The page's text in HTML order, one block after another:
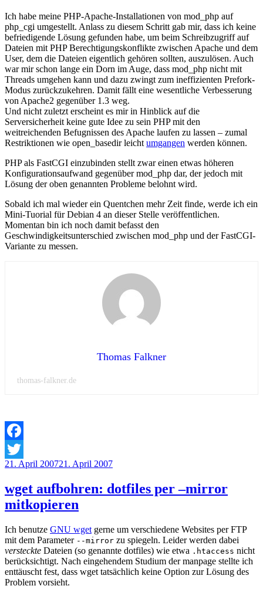
Ich habe meine PHP-Apache-Installationen von mod_php auf
php_cgi umgestellt. Anlass zu diesem Schritt gab mir, dass ich keine
befriedigende Lösung gefunden habe, um beim Schreibzugriff auf
Dateien mit PHP Berechtigungskonflikte zwischen Apache und dem
User, dem die Dateien eigentlich gehören sollten, auszulösen. Auch
war mir schon lange ein Dorn im Auge, dass mod_php nicht mit
Threads umgehen kann und dazu zwingt zum ineffizienten Prefork-
Modus zurückzukehren. Damit fällt eine wesentliche Verbesserung
von Apache2 gegenüber 1.3 weg.
Und nicht zuletzt erscheint es mir in Hinblick auf die
Serversicherheit keine gute Idee zu sein PHP mit den
weitreichenden Befugnissen des Apache laufen zu lassen – zumal
Restriktionen wie open_basedir leicht umgangen werden können.
PHP als FastCGI einzubinden stellt zwar einen etwas höheren
Konfigurationsaufwand gegenüber mod_php dar, der jedoch mit
Lösung der oben genannten Probleme belohnt wird.
Sobald ich mal wieder ein Quentchen mehr Zeit finde, werde ich ein
Mini-Tuorial für Debian 4 an dieser Stelle veröffentlichen.
Momentan bin ich noch damit befasst den
Geschwindigkeitsunterschied zwischen mod_php und der FastCGI-
Variante zu messen.
Thomas Falkner
thomas-falkner.de
Facebook
Twitter
Veröffentlicht
21. April 200721. April 2007
wget aufbohren: dotfiles per –mirror
mitkopieren
Ich benutze GNU wget gerne um verschiedene Websites per FTP
mit dem Parameter --mirror zu spiegeln. Leider werden dabei
versteckte Dateien (so genannte dotfiles) wie etwa .htaccess nicht
berücksichtigt. Nach eingehendem Studium der manpage stellte ich
enttäuscht fest, dass wget tatsächlich keine Option zur Lösung des
Problem vorsieht.